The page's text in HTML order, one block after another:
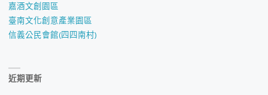
嘉酒文創園區
臺南文化創意產業園區
信義公民會館(四四南村)
近期更新